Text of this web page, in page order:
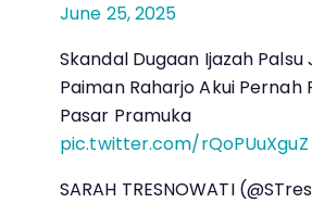
June 25, 2025
Skandal Dugaan Ijazah Palsu
Paiman Raharjo Akui Pernah
Pasar Pramuka
pic.twitter.com/rQoPUuXguZ
SARAH TRESNOWATI